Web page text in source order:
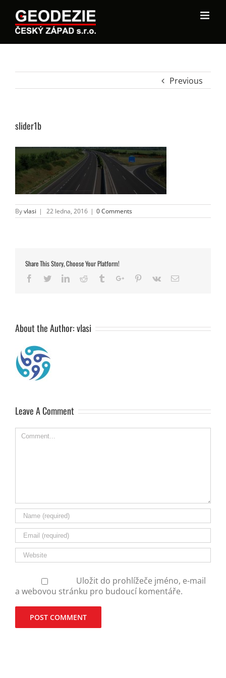
Previous
slider1b
Byvlasi | 22 ledna, 2016 | 0 Comments
Share This Story, Choose Your Platform!
Facebook
TwitterLinkedinReddit TumblrGoogle+Pinterest
Vk Email
About the Author:vlasi
Leave A Comment
Comment
Uložit do prohlížeče jméno, e-mail
a webovou stránku pro budoucí komentáře.